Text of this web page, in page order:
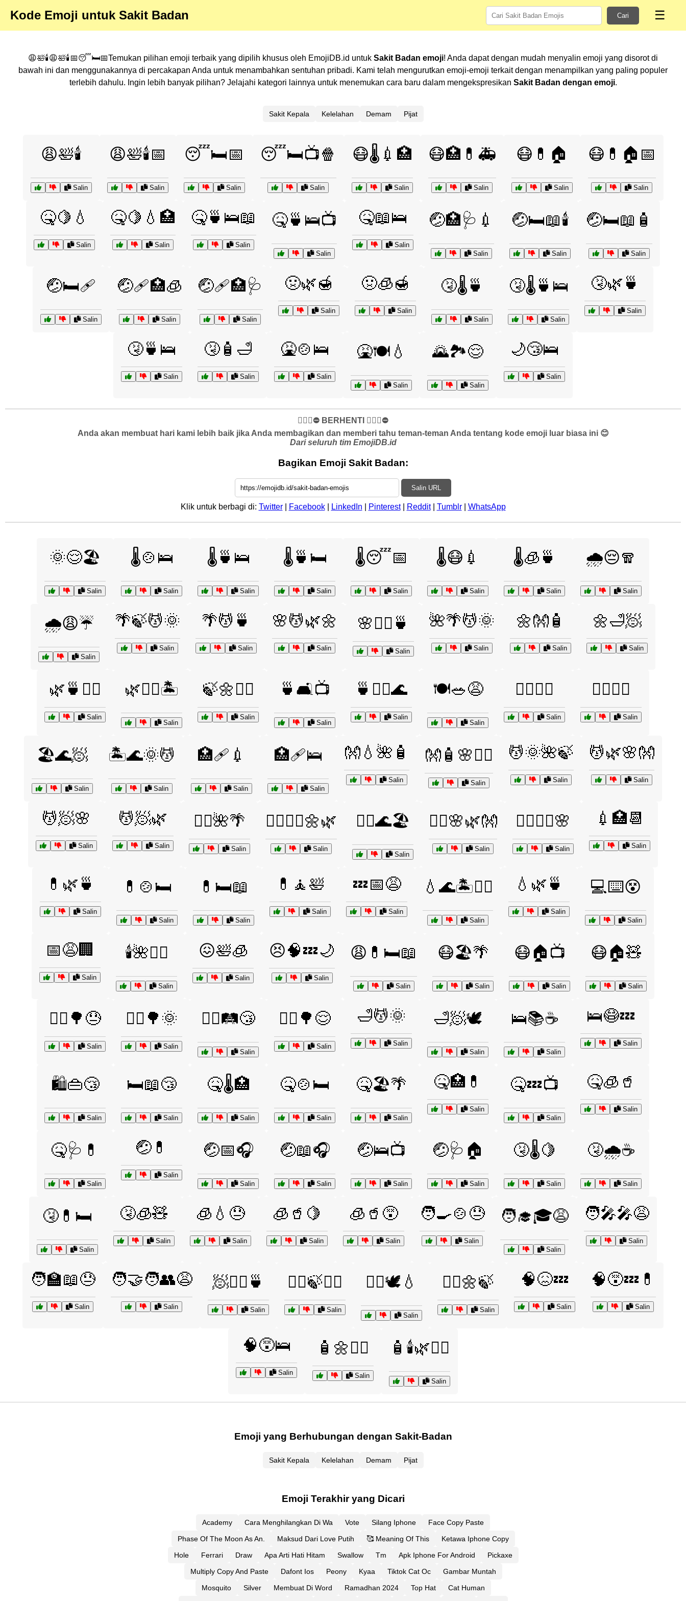
Kode Emoji untuk Sakit Badan Cari ☰
😩🛀🕯️😩🛀🕯️📅😴🛏️📅Temukan pilihan emoji terbaik yang dipilih khusus oleh EmojiDB.id untuk Sakit Badan emoji! Anda dapat dengan mudah menyalin emoji yang disorot di
bawah ini dan menggunakannya di percakapan Anda untuk menambahkan sentuhan pribadi. Kami telah mengurutkan emoji-emoji terkait dengan menampilkan yang paling populer
terlebih dahulu. Ingin lebih banyak pilihan? Jelajahi kategori lainnya untuk menemukan cara baru dalam mengekspresikan Sakit Badan dengan emoji.
Sakit Kepala Kelelahan Demam Pijat
😩🛀🕯️
Salin
😩🛀🕯️📅
Salin
😴🛏️📅
Salin
😴🛏️📺🍿
Salin
😷🌡️💉🏥
Salin
😷🏥💊🚑
Salin
😷💊🏠
Salin
😷💊🏠📅
Salin
🤒🍋💧
Salin
🤒🍋💧🏥
Salin
🤒🍵🛌📖
Salin
🤒🍵🛌📺
Salin
🤒📖🛌
Salin
🤕🏥🩺💉
Salin
🤕🛏️📖🕯️
Salin
🤕🛏️📖🧴
Salin
🤕🛏️🩹
Salin
🤕🩹🏥🧊
Salin
🤕🩹🏥🩺
Salin
🤢🌿🍯
Salin
🤢🧊🍯
Salin
🤧🌡️🍵
Salin
🤧🌡️🍵🛌
Salin
🤧🌿🍵
Salin
🤧🍵🛌
Salin
🤧🧴🛁
Salin
🤮🍲🛌
Salin
🤮🍽️💧
Salin
🌄🏞️😌
Salin
🌙😴🛌
Salin
✋🏻🛑⛔️ BERHENTI ✋🏻🛑⛔️
Anda akan membuat hari kami lebih baik jika Anda membagikan dan memberi tahu teman-teman Anda tentang kode emoji luar biasa ini 😊
Dari seluruh tim EmojiDB.id
Bagikan Emoji Sakit Badan:
Salin URL
Klik untuk berbagi di: Twitter| Facebook| LinkedIn Pinterest| Reddit| Tumblr| WhatsApp
🌞😌🏖️
Salin
🌡️🍲🛌
Salin
🌡️🍵🛌
Salin
🌡️🍵🛏️
Salin
🌡️😴📅
Salin
🌡️😷💉
Salin
🌡️🧊🍵
Salin
🌧️😔🧣
Salin
🌧️😩☔
Salin
🌴🍃💆🌞
Salin
🌴💆🍵
Salin
🌸💆🌿🌼
Salin
🌸💆‍♂️🍵
Salin
🌺🌴💆🌞
Salin
🌼👐🧴
Salin
🌼🛁🧖
Salin
🌿🍵💆‍♀️
Salin
🌿💆‍♂️🏝️
Salin
🍃🌼🧘‍♂️
Salin
🍵🛋️📺
Salin
🍵🧖‍♀️🌊
Salin
🍽️🥗😩
Salin
🏊‍♀️🌊😓
Salin
🏋️‍♀️💪😩
Salin
🏖️🌊🧖
Salin
🏝️🌊🌞💆
Salin
🏥🩹💉
Salin
🏥🩹🛌
Salin
👐💧🌺🧴
Salin
👐🧴🌸💆‍♂️
Salin
💆🌞🌺🍃
Salin
💆🌿🌸👐
Salin
💆🧖🌸
Salin
💆🧖🌿
Salin
💆‍♀️🌺🌴
Salin
💆‍♀️💆‍♂️🌼🌿
Salin
💆‍♂️🌊🏖️
Salin
💆‍♂️🌸🌿👐
Salin
💆‍♂️🧖‍♀️🌸
Salin
💉🏥📆
Salin
💊🌿🍵
Salin
💊🍲🛏️
Salin
💊🛏️📖
Salin
💊🧘🛀
Salin
💤📅😩
Salin
💧🌊🏝️💆‍♀️
Salin
💧🌿🍵
Salin
💻⌨️😵
Salin
📅😩🏢
Salin
🕯️🌺🧖‍♂️
Salin
😖🛀🧊
Salin
😣🧠💤🌙
Salin
😩💊🛏️📖
Salin
😷🏖️🌴
Salin
😷🏠📺
Salin
😷🏠🧸
Salin
🚴‍♂️🌳😓
Salin
🚶‍♀️🌳🌞
Salin
🚶‍♀️🛤️😴
Salin
🚶‍♂️🌳😌
Salin
🛁💆🌞
Salin
🛁🧖🕊️
Salin
🛌📚☕
Salin
🛌😷💤
Salin
🛍️👜😴
Salin
🛏️📖😴
Salin
🤒🌡️🏥
Salin
🤒🍲🛏️
Salin
🤒🏖️🌴
Salin
🤒🏥💊
Salin
🤒💤📺
Salin
🤒🧊🥤
Salin
🤒🩺💊
Salin
🤕💊
Salin
🤕📅🎧
Salin
🤕📖🎧
Salin
🤕🛌📺
Salin
🤕🩺🏠
Salin
🤧🌡️🍋
Salin
🤧🌧️☕
Salin
🤧💊🛏️
Salin
🤧🧊🧸
Salin
🧊💧😓
Salin
🧊🥤🍋
Salin
🧊🥤😵
Salin
🧑‍🍳🍲😓
Salin
🧑‍🎓🎓😩
Salin
🧑‍🎤🎤😩
Salin
🧑‍🏫📖😓
Salin
🧑‍🤝‍🧑👥😩
Salin
🧖🧖‍♂️🍵
Salin
🧖‍♀️🍃💆‍♂️
Salin
🧖‍♀️🕊️💧
Salin
🧘‍♀️🌼🍃
Salin
🧠😖💤
Salin
🧠😵💤💊
Salin
🧠😵🛌
Salin
🧴🌼💆‍♀️
Salin
🧴🕯️🌿💆‍♀️
Salin
Emoji yang Berhubungan dengan Sakit-Badan
Sakit Kepala Kelelahan Demam Pijat
Emoji Terakhir yang Dicari
Academy Cara Menghilangkan Di Wa Vote Silang Iphone
Face Copy Paste
Phase Of The Moon As An.
Maksud Dari Love Putih 🥰 Meaning Of This
Ketawa Iphone Copy
Hole
Ferrari Draw Apa Arti Hati Hitam Swallow Tm Apk Iphone For Android
Pickaxe
Multiply Copy And Paste
Dafont Ios Peony Kyaa Tiktok Cat Oc
Gambar Muntah
Mosquito
Silver Membuat Di Word Ramadhan 2024 Top Hat
Cat Human